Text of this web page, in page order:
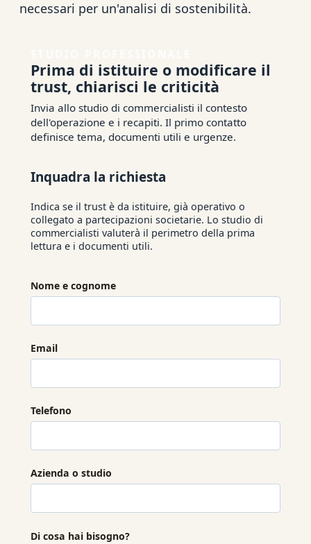
necessari per un'analisi di sostenibilità.
Prima di istituire o modificare il
trust, chiarisci le criticità
Invia allo studio di commercialisti il contesto
dell'operazione e i recapiti. Il primo contatto
definisce tema, documenti utili e urgenze.
Inquadra la richiesta
Indica se il trust è da istituire, già operativo o
collegato a partecipazioni societarie. Lo studio di
commercialisti valuterà il perimetro della prima
lettura e i documenti utili.
Nome e cognome
Email
Telefono
Azienda o studio
Di cosa hai bisogno?